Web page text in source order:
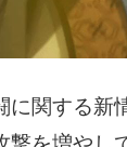
に関する